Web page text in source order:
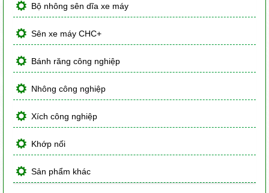
Bộ nhông sên dĩa xe máy
Sên xe máy CHC+
Bánh răng công nghiệp
Nhông công nghiệp
Xích công nghiệp
Khớp nối
Sản phẩm khác